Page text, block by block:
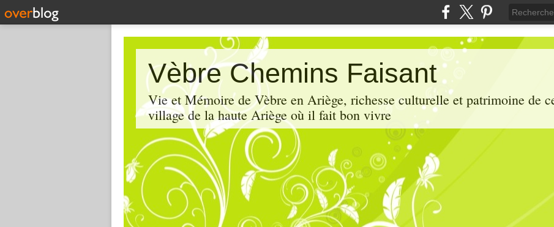
Vèbre Chemins Faisant
Vie et Mémoire de Vèbre en Ariège, richesse culturelle et patrimoine de
village de la haute Ariège où il fait bon vivre